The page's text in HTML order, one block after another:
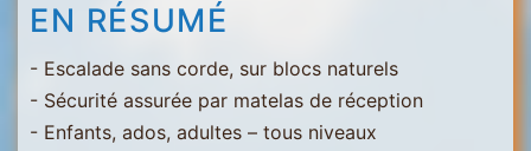
EN RÉSUMÉ
- Escalade sans corde, sur blocs naturels
- Sécurité assurée par matelas de réception
- Enfants, ados, adultes – tous niveaux